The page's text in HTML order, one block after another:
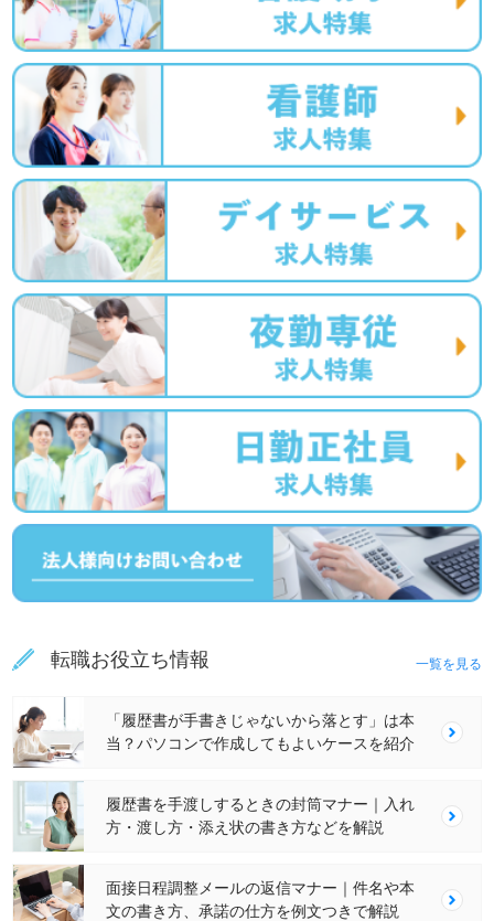
転職お役立ち情報 一覧を見る
「履歴書が手書きじゃないから落とす」は本
当？パソコンで作成してもよいケースを紹介
履歴書を手渡しするときの封筒マナー｜入れ
方・渡し方・添え状の書き方などを解説
面接日程調整メールの返信マナー｜件名や本
文の書き方、承諾の仕方を例文つきで解説